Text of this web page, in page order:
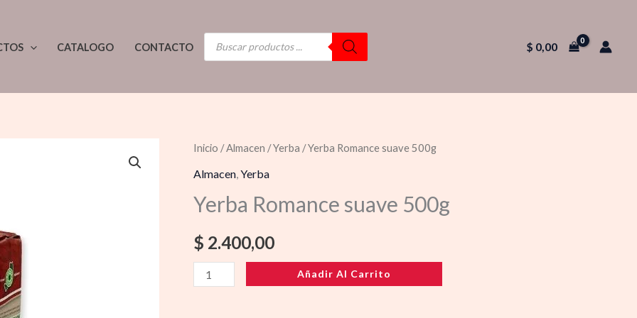
CATALOGO CONTACTO
BÚSQUEDA
DE
PRODUCTOS
$ 0,00
Inicio /Almacen /Yerba / Yerba Romance suave 500g
Almacen Yerba
Yerba Romance suave 500g
$ 2.400,00
Yerba
Romance
500g
Añadir Al Carrito